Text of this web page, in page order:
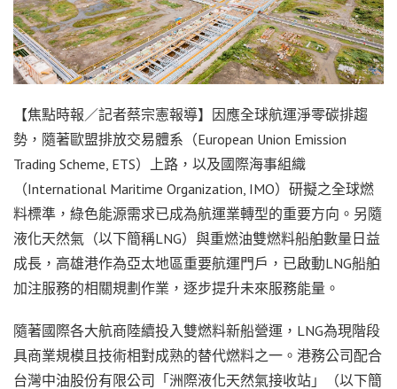
【焦點時報／記者蔡宗憲報導】因應全球航運淨零碳排趨
勢，隨著歐盟排放交易體系（European Union Emission
Trading Scheme, ETS）上路，以及國際海事組織
（International Maritime Organization, IMO）研擬之全球燃
料標準，綠色能源需求已成為航運業轉型的重要方向。另隨
液化天然氣（以下簡稱LNG）與重燃油雙燃料船舶數量日益
成長，高雄港作為亞太地區重要航運門戶，已啟動LNG船舶
加注服務的相關規劃作業，逐步提升未來服務能量。
隨著國際各大航商陸續投入雙燃料新船營運，LNG為現階段
具商業規模且技術相對成熟的替代燃料之一。港務公司配合
台灣中油股份有限公司「洲際液化天然氣接收站」（以下簡